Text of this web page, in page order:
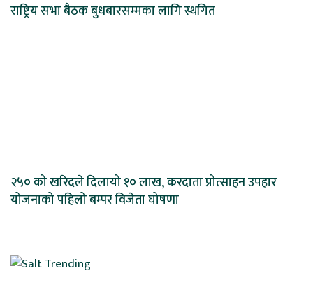
राष्ट्रिय सभा बैठक बुधबारसम्मका लागि स्थगित
२५० को खरिदले दिलायो १० लाख, करदाता प्रोत्साहन उपहार
योजनाको पहिलो बम्पर विजेता घोषणा